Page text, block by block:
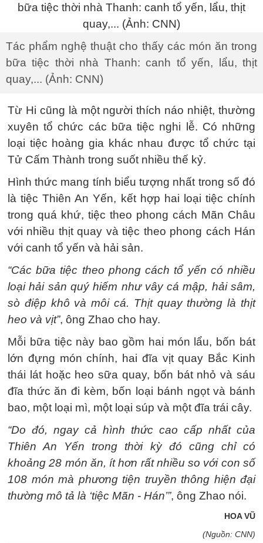
Tác phẩm nghệ thuật cho thấy các món ăn trong
bữa tiệc thời nhà Thanh: canh tổ yến, lẩu, thịt
quay,... (Ảnh: CNN)
Từ Hi cũng là một người thích náo nhiệt, thường
xuyên tổ chức các bữa tiệc nghi lễ. Có những
loại tiệc hoàng gia khác nhau được tổ chức tại
Tử Cấm Thành trong suốt nhiều thế kỷ.
Hình thức mang tính biểu tượng nhất trong số đó
là tiệc Thiên An Yến, kết hợp hai loại tiệc chính
trong quá khứ, tiệc theo phong cách Mãn Châu
với nhiều thịt quay và tiệc theo phong cách Hán
với canh tổ yến và hải sản.
“Các bữa tiệc theo phong cách tổ yến có nhiều
loại hải sản quý hiếm như vây cá mập, hải sâm,
sò điệp khô và môi cá. Thịt quay thường là thịt
heo và vịt”, ông Zhao cho hay.
Mỗi bữa tiệc này bao gồm hai món lẩu, bốn bát
lớn đựng món chính, hai đĩa vịt quay Bắc Kinh
thái lát hoặc heo sữa quay, bốn bát nhỏ và sáu
đĩa thức ăn đi kèm, bốn loại bánh ngọt và bánh
bao, một loại mì, một loại súp và một đĩa trái cây.
“Do đó, ngay cả hình thức cao cấp nhất của
Thiên An Yến trong thời kỳ đó cũng chỉ có
khoảng 28 món ăn, ít hơn rất nhiều so với con số
108 món mà phương tiện truyền thông hiện đại
thường mô tả là ‘tiệc Mãn - Hán’”, ông Zhao nói.
HOA VŨ
(Nguồn: CNN)